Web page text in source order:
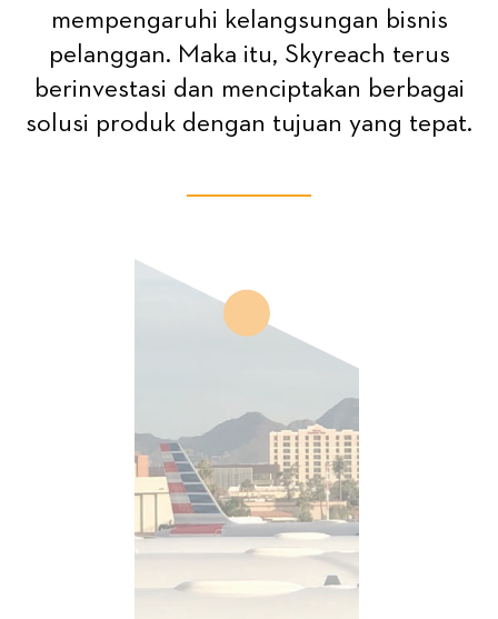
mempengaruhi kelangsungan bisnis
pelanggan. Maka itu, Skyreach terus
berinvestasi dan menciptakan berbagai
solusi produk dengan tujuan yang tepat.